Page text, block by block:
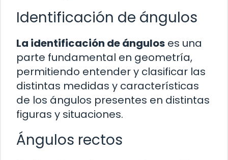
Identificación de ángulos
La identificación de ángulos es una
parte fundamental en geometría,
permitiendo entender y clasificar las
distintas medidas y características
de los ángulos presentes en distintas
figuras y situaciones.
Ángulos rectos